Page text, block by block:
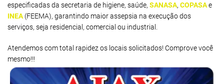
especificadas da secretaria de higiene, saúde, SANASA, COPASAe
INEA (FEEMA), garantindo maior assepsia na execução dos
serviços, seja residencial, comercial ou industrial.
Atendemos com total rapidez os locais solicitados! Comprove você
mesmo!!!